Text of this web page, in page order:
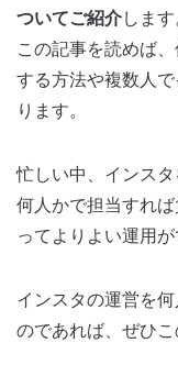
ついてご紹介します
この記事を読めば
する方法や複数人
ります。
忙しい中、インスタ
何人かで担当すれ
ってよりよい運用が
インスタの運営を
のであれば、ぜひこ